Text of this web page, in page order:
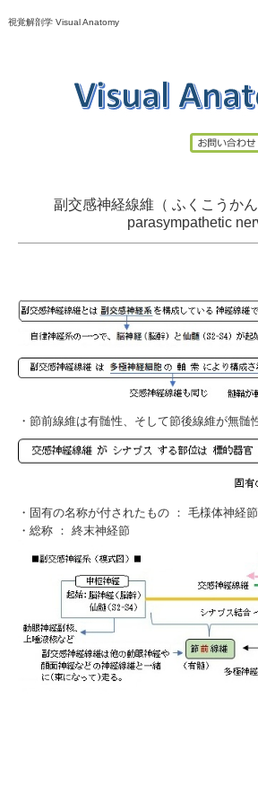
視覚解剖学 Visual Anatomy
副交感神経線維（ ふくこうか
parasympathetic
・ 節前線維は有髄性、そして節後線維が無髄
・固有の名称が付されたもの ： 毛様体神経節
・総称 ： 終末神経節